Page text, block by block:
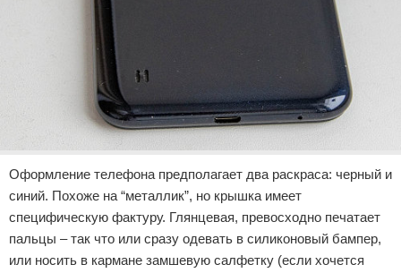
Оформление телефона предполагает два раскраса: черный и
синий. Похоже на “металлик”, но крышка имеет
специфическую фактуру. Глянцевая, превосходно печатает
пальцы – так что или сразу одевать в силиконовый бампер,
или носить в кармане замшевую салфетку (если хочется